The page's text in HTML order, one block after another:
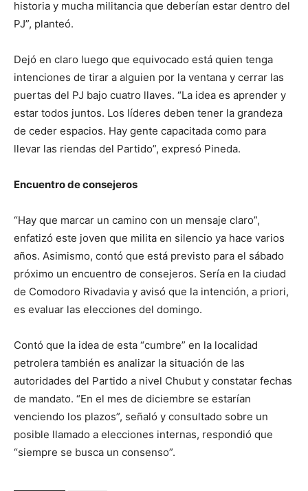
historia y mucha militancia que deberían estar dentro del
PJ”, planteó.
Dejó en claro luego que equivocado está quien tenga
intenciones de tirar a alguien por la ventana y cerrar las
puertas del PJ bajo cuatro llaves. “La idea es aprender y
estar todos juntos. Los líderes deben tener la grandeza
de ceder espacios. Hay gente capacitada como para
llevar las riendas del Partido”, expresó Pineda.
Encuentro de consejeros
“Hay que marcar un camino con un mensaje claro”,
enfatizó este joven que milita en silencio ya hace varios
años. Asimismo, contó que está previsto para el sábado
próximo un encuentro de consejeros. Sería en la ciudad
de Comodoro Rivadavia y avisó que la intención, a priori,
es evaluar las elecciones del domingo.
Contó que la idea de esta “cumbre” en la localidad
petrolera también es analizar la situación de las
autoridades del Partido a nivel Chubut y constatar fechas
de mandato. “En el mes de diciembre se estarían
venciendo los plazos”, señaló y consultado sobre un
posible llamado a elecciones internas, respondió que
“siempre se busca un consenso”.